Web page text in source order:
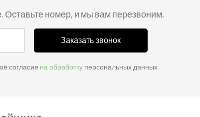
Оставьте номер, и мы вам перезвоним.
Заказать звонок
согласие на обработкуперсональных данных